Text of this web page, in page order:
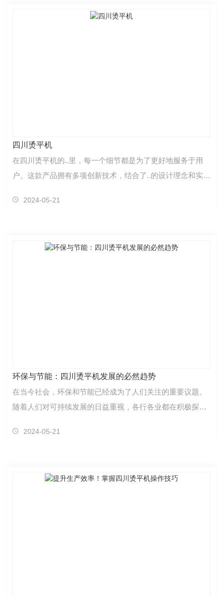
四川烫平机
在四川烫平机的..里，每一个细节都是为了更好地服务于用
户。这款产品拥有多项创新技术，结合了..的设计理念和实用
2024-05-21
环保与节能：四川烫平机发展的必然趋势
在当今社会，环保和节能已经成为了人们关注的重要议题。
随着人们对可持续发展的日益重视，各行各业都在积极探索
2024-05-21